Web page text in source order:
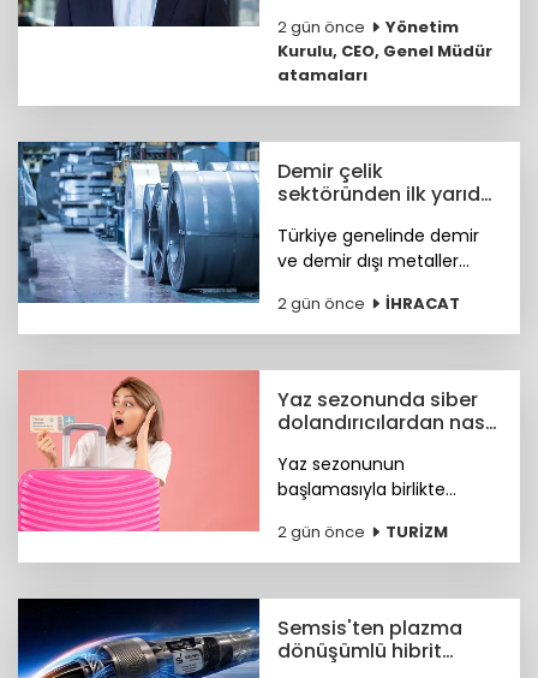
Tansu Tüyel, bundan
sonra görevine Chief
Revenue Officer (CRO)
olarak devam edecek.
2 gün önce
Yönetim
Kurulu, CEO, Genel Müdür
atamaları
Demir çelik
sektöründen ilk yarıda
performansı
Türkiye genelinde demir
ve demir dışı metaller
yüzde 11,7 artışla 7,2 milyar
dolara, çelik ihracatı ise
2 gün önce İHRACAT
Yaz sezonunda siber
dolandırıcılardan nasıl
Yaz sezonunun
başlamasıyla birlikte
hareketlilik, siber suçlular
için finansal kazanç odaklı
nasıl korunacağız?
2 gün önce TURİZM
Semsis'ten plazma
dönüşümlü hibrit